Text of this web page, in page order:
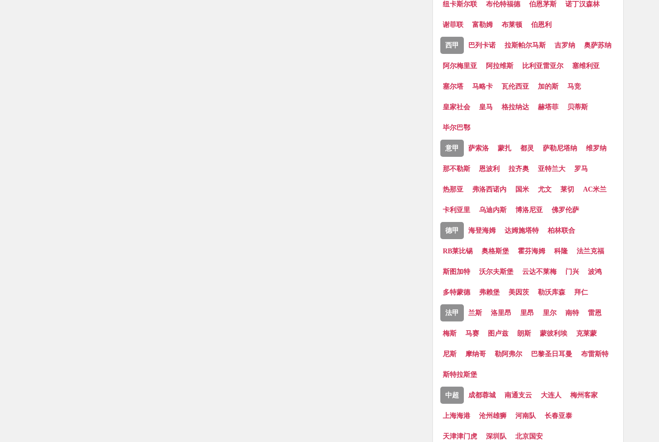
纽卡斯尔联 布伦特福德 伯恩茅斯 诺丁汉森林
谢菲联 富勒姆 布莱顿 伯恩利
西甲 巴列卡诺 拉斯帕尔马斯 吉罗纳 奥萨苏纳
阿尔梅里亚 阿拉维斯 比利亚雷亚尔 塞维利亚
塞尔塔 马略卡 瓦伦西亚 加的斯 马竞
皇家社会 皇马 格拉纳达 赫塔菲 贝蒂斯
毕尔巴鄂
意甲 萨索洛 蒙扎 都灵 萨勒尼塔纳 维罗纳
那不勒斯 恩波利 拉齐奥 亚特兰大 罗马
热那亚 弗洛西诺内 国米 尤文 莱切 AC米兰
卡利亚里 乌迪内斯 博洛尼亚 佛罗伦萨
德甲 海登海姆 达姆施塔特 柏林联合
RB莱比锡 奥格斯堡 霍芬海姆 科隆 法兰克福
斯图加特 沃尔夫斯堡 云达不莱梅 门兴 波鸿
多特蒙德 弗赖堡 美因茨 勒沃库森 拜仁
法甲 兰斯 洛里昂 里昂 里尔 南特 雷恩
梅斯 马赛 图卢兹 朗斯 蒙彼利埃 克莱蒙
尼斯 摩纳哥 勒阿弗尔 巴黎圣日耳曼 布雷斯特
斯特拉斯堡
中超 成都蓉城 南通支云 大连人 梅州客家
上海海港 沧州雄狮 河南队 长春亚泰
天津津门虎 深圳队 北京国安